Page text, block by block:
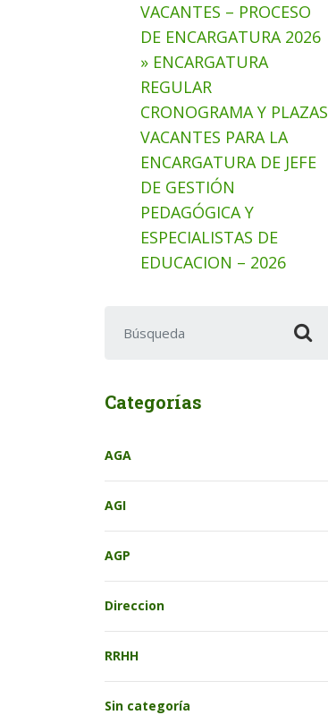
VACANTES – PROCESO
DE ENCARGATURA 2026
» ENCARGATURA
REGULAR
CRONOGRAMA Y PLAZAS
VACANTES PARA LA
ENCARGATURA DE JEFE
DE GESTIÓN
PEDAGÓGICA Y
ESPECIALISTAS DE
EDUCACION – 2026
Categorías
AGA
AGI
AGP
Direccion
RRHH
Sin categoría